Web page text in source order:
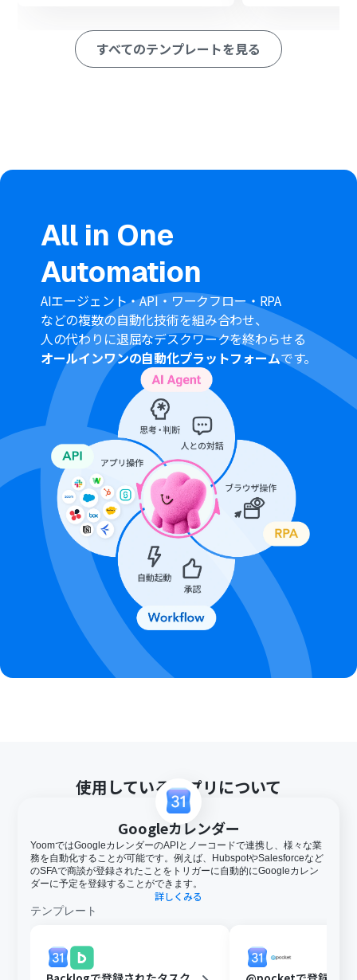
■このワークフローのカスタムポイント
Garoonの「【スケジュール】予定を登録」アクションで
は、登録する予定の件名や詳細、参加者などの各項目に
■注意事項
すべてのテンプレートを見る
All in One
Automation
AIエージェント・API・ワークフロー・RPA
などの複数の自動化技術を組み合わせ、
人の代わりに退屈なデスクワークを終わらせる
オールインワンの自動化プラットフォームです。
使用しているアプリについて
Googleカレンダー
YoomではGoogleカレンダーのAPIとノーコードで連携し、様々な業
務を自動化することが可能です。例えば、HubspotやSalesforceなど
のSFAで商談が登録されたことをトリガーに自動的にGoogleカレン
ダーに予定を登録することができます。
詳しくみる
テンプレート